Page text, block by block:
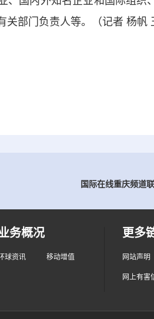
关部门负责人等。（记者 杨帆
国际在线重庆频道
务概况
球资讯 移动增值
更多
网站声明
网上有害